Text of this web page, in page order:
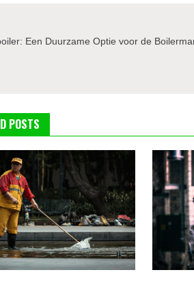
Een Duurzame Optie voor de
POSTS